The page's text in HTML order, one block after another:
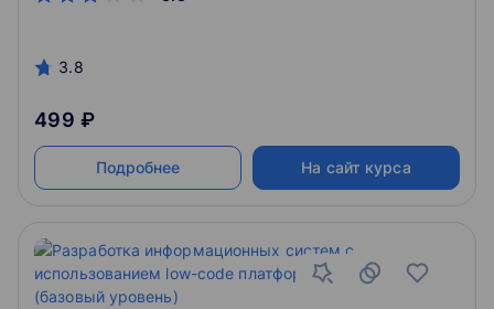
3.8
499 ₽
Подробнее На сайт курса